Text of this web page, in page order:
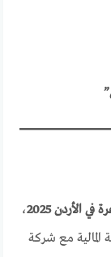
الأردن 2025
،
مع شركة